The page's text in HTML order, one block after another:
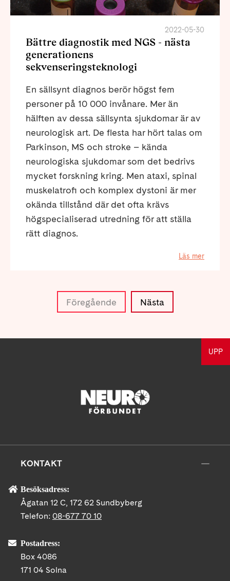
2022-05-30
Bättre diagnostik med NGS - nästa
generationens
sekvenseringsteknologi
En sällsynt diagnos berör högst fem
personer på 10 000 invånare. Mer än
hälften av dessa sällsynta sjukdomar är av
neurologisk art. De flesta har hört talas om
Parkinson, MS och stroke – kända
neurologiska sjukdomar som det bedrivs
mycket forskning kring. Men ataxi, spinal
muskelatrofi och komplex dystoni är mer
okända tillstånd där det ofta krävs
högspecialiserad utredning för att ställa
rätt diagnos.
Läs mer
Föregående Nästa
UPP
KONTAKT
Besöksadress:
Ågatan 12 C, 172 62 Sundbyberg
Telefon: 08-677 70 10
Postadress:
Box 4086
171 04 Solna